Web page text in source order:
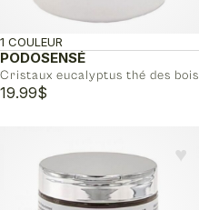
PODOSENSÉ
Cristaux eucalyptus thé des bois
1 COULEUR
19.99$
♥︎